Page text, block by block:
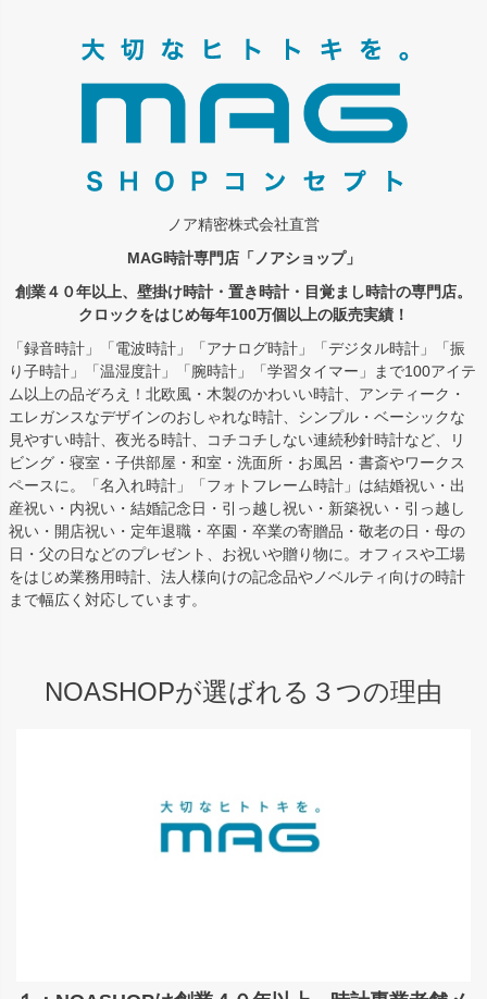
ノア精密株式会社直営
MAG時計専門店「ノアショップ」
創業４０年以上、壁掛け時計・置き時計・目覚まし時計の専門店。
クロックをはじめ毎年100万個以上の販売実績！
「録音時計」「電波時計」「アナログ時計」「デジタル時計」「振
り子時計」「温湿度計」「腕時計」「学習タイマー」まで100アイテ
ム以上の品ぞろえ！北欧風・木製のかわいい時計、アンティーク・
エレガンスなデザインのおしゃれな時計、シンプル・ベーシックな
見やすい時計、夜光る時計、コチコチしない連続秒針時計など、リ
ビング・寝室・子供部屋・和室・洗面所・お風呂・書斎やワークス
ペースに。「名入れ時計」「フォトフレーム時計」は結婚祝い・出
産祝い・内祝い・結婚記念日・引っ越し祝い・新築祝い・引っ越し
祝い・開店祝い・定年退職・卒園・卒業の寄贈品・敬老の日・母の
日・父の日などのプレゼント、お祝いや贈り物に。オフィスや工場
をはじめ業務用時計、法人様向けの記念品やノベルティ向けの時計
まで幅広く対応しています。
NOASHOPが選ばれる３つの理由